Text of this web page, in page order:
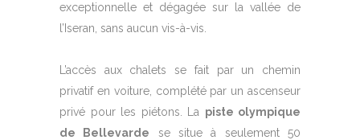
exceptionnelle et dégagée sur la vallée de
l’Iseran, sans aucun vis-à-vis.
L’accès aux chalets se fait par un chemin
privatif en voiture, complété par un ascenseur
privé pour les piétons. La piste olympique
de Bellevarde se situe à seulement 50